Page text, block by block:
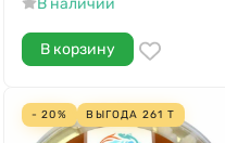
В наличии
В корзину
- 20% ВЫГОДА 261 Т